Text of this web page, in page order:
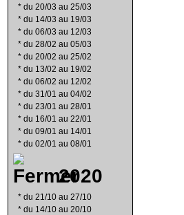
* du 20/03 au 25/03
* du 14/03 au 19/03
* du 06/03 au 12/03
* du 28/02 au 05/03
* du 20/02 au 25/02
* du 13/02 au 19/02
* du 06/02 au 12/02
* du 31/01 au 04/02
* du 23/01 au 28/01
* du 16/01 au 22/01
* du 09/01 au 14/01
* du 02/01 au 08/01
2020
* du 21/10 au 27/10
* du 14/10 au 20/10